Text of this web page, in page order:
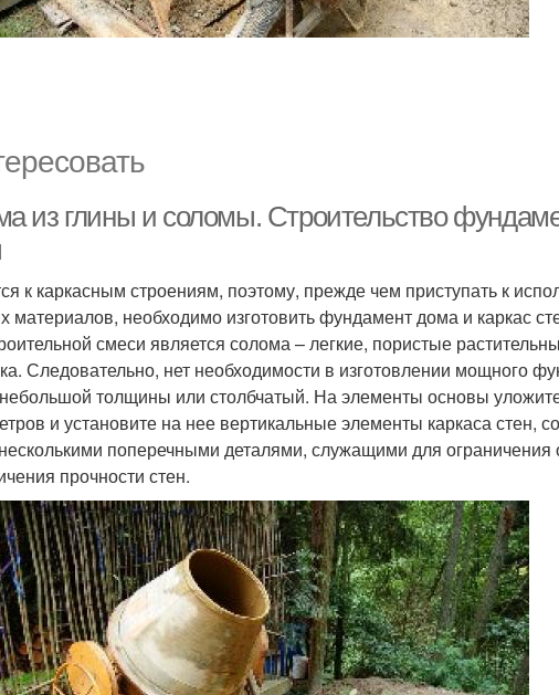
из глины и соломы. Строительство
к каркасным строениям, поэтому, прежде чем приступать к
материалов, необходимо изготовить фундамент дома и каркас
смеси является солома – легкие, пористые
Следовательно, нет необходимости в изготовлении мощного
толщины или столбчатый. На элементы основы
и установите на нее вертикальные элементы каркаса стен,
поперечными деталями, служащими для
прочности стен.